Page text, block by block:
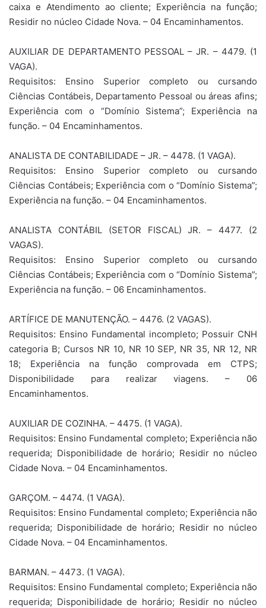
caixa e Atendimento ao cliente; Experiência na função;
Residir no núcleo Cidade Nova. – 04 Encaminhamentos.
AUXILIAR DE DEPARTAMENTO PESSOAL – JR. – 4479. (1
VAGA).
Requisitos: Ensino Superior completo ou cursando
Ciências Contábeis, Departamento Pessoal ou áreas afins;
Experiência com o “Domínio Sistema”; Experiência na
função. – 04 Encaminhamentos.
ANALISTA DE CONTABILIDADE – JR. – 4478. (1 VAGA).
Requisitos: Ensino Superior completo ou cursando
Ciências Contábeis; Experiência com o “Domínio Sistema”;
Experiência na função. – 04 Encaminhamentos.
ANALISTA CONTÁBIL (SETOR FISCAL) JR. – 4477. (2
VAGAS).
Requisitos: Ensino Superior completo ou cursando
Ciências Contábeis; Experiência com o “Domínio Sistema”;
Experiência na função. – 06 Encaminhamentos.
ARTÍFICE DE MANUTENÇÃO. – 4476. (2 VAGAS).
Requisitos: Ensino Fundamental incompleto; Possuir CNH
categoria B; Cursos NR 10, NR 10 SEP, NR 35, NR 12, NR
18; Experiência na função comprovada em CTPS;
Disponibilidade para realizar viagens. – 06
Encaminhamentos.
AUXILIAR DE COZINHA. – 4475. (1 VAGA).
Requisitos: Ensino Fundamental completo; Experiência não
requerida; Disponibilidade de horário; Residir no núcleo
Cidade Nova. – 04 Encaminhamentos.
GARÇOM. – 4474. (1 VAGA).
Requisitos: Ensino Fundamental completo; Experiência não
requerida; Disponibilidade de horário; Residir no núcleo
Cidade Nova. – 04 Encaminhamentos.
BARMAN. – 4473. (1 VAGA).
Requisitos: Ensino Fundamental completo; Experiência não
requerida; Disponibilidade de horário; Residir no núcleo